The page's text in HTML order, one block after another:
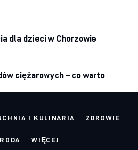
dla dzieci w Chorzowie
ciężarowych – co warto
I KULINARIA ZDROWIE
WIĘCEJ